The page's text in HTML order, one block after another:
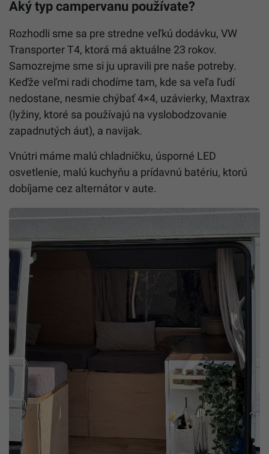
Aký typ campervanu používate?
Rozhodli sme sa pre stredne veľkú dodávku, VW
Transporter T4, ktorá má aktuálne 23 rokov.
Samozrejme sme si ju upravili pre naše potreby.
Keďže veľmi radi chodíme tam, kde sa veľa ľudí
nedostane, nesmie chýbať 4×4, uzávierky, Maxtrax
(lyžiny, ktoré sa používajú na vyslobodzovanie
zapadnutých áut), a navijak.
Vnútri máme malú chladničku, úsporné LED
osvetlenie, malú kuchyňu a prídavnú batériu, ktorú
dobíjame cez alternátor v aute.